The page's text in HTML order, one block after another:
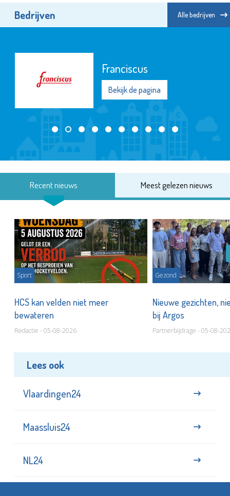
Bedrijven Alle bedrijven
Franciscus
Bekijk de pagina
Recent nieuws Meest gelezen nieuws
Sport
HCS kan velden niet meer
bewateren
Redactie - 05-08-2026
Gezond
Nieuwe gezichten,
bij Argos
Partnerbijdrage - 05-08-
Lees ook
Vlaardingen24
Maassluis24
NL24